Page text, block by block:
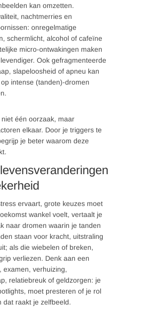
kan omzetten.
nachtmerries en
onregelmatige
schermlicht, alcohol of cafeïne
micro-ontwakingen maken
Ook gefragmenteerde
slapeloosheid of apneu kan
intense (tanden)-dromen
één oorzaak, maar
elkaar. Door je triggers te
je beter waarom deze
ervaart, grote keuzes moet
wankel voelt, vertaalt je
naar dromen waarin je tanden
staan voor kracht, uitstraling
als die wiebelen of breken,
verliezen. Denk aan een
examen, verhuizing,
relatiebreuk of geldzorgen: je
moet presteren of je rol
dat raakt je zelfbeeld.